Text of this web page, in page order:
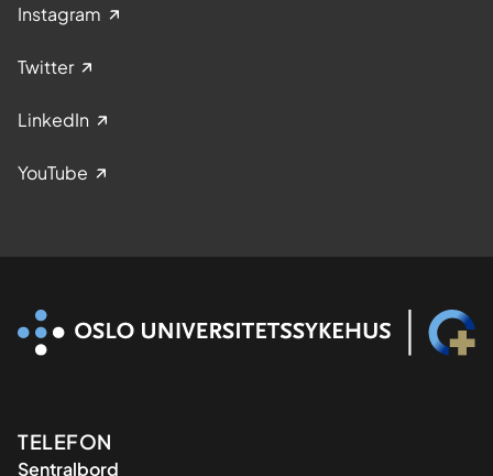
Instagram
Twitter
LinkedIn
YouTube
Kontaktinformasjon
TELEFON
Sentralbord